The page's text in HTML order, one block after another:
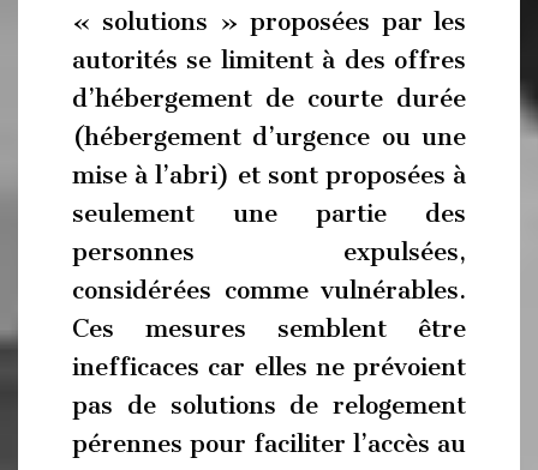
« solutions » proposées par les
autorités se limitent à des offres
d’hébergement de courte durée
(hébergement d’urgence ou une
mise à l’abri) et sont proposées à
seulement une partie des
personnes expulsées,
considérées comme vulnérables.
Ces mesures semblent être
inefficaces car elles ne prévoient
pas de solutions de relogement
pérennes pour faciliter l’accès au